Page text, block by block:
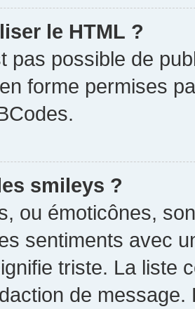
le HTML ?
pas possible de
forme permises
smileys ?
ou émoticônes,
sentiments avec
triste. La liste
de